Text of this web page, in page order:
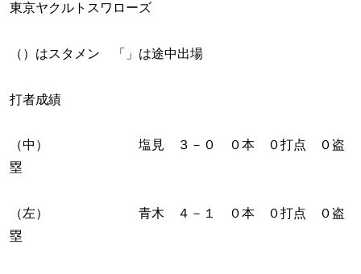
東京ヤクルトスワローズ
（）はスタメン 「」は途中出場
打者成績
（中） 塩見 ３－０ ０本 ０打点 ０盗
塁
（左） 青木 ４－１ ０本 ０打点 ０盗
塁